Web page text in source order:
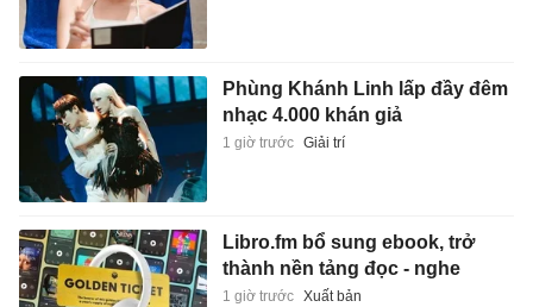
Phùng Khánh Linh lấp đầy đêm
nhạc 4.000 khán giả
1 giờ trước Giải trí
Libro.fm bổ sung ebook, trở
thành nền tảng đọc - nghe
1 giờ trước Xuất bản